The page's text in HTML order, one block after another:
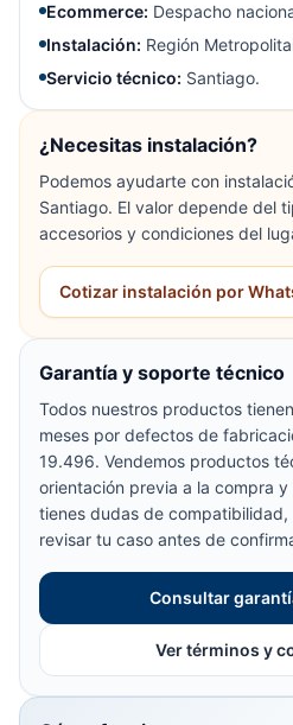
Ecommerce: Despacho
Instalación: Región
Servicio técnico: Santiago.
¿Necesitas instalación?
Podemos ayudarte con
Santiago. El valor depende del
accesorios y condiciones del
Cotizar instalación por
Garantía y soporte técnico
Todos nuestros productos
meses por defectos de
19.496. Vendemos productos
orientación previa a la compra
tienes dudas de
revisar tu caso antes de
Consultar
Ver términos y